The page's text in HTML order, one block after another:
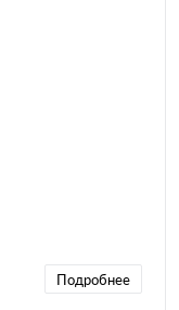
Подробнее